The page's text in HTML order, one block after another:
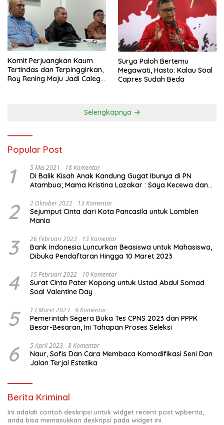
Komit Perjuangkan Kaum
Tertindas dan Terpinggirkan,
Roy Rening Maju Jadi Caleg
Surya Paloh Bertemu
Megawati, Hasto: Kalau Soal
Capres Sudah Beda
Selengkapnya
Popular Post
1 5 Mei 2021 18 Komentar
Di Balik Kisah Anak Kandung Gugat Ibunya di PN
Atambua; Mama Kristina Lazakar : Saya Kecewa dan
2 2 Oktober 2022 13 Komentar
Sejumput Cinta dari Kota Pancasila untuk Lomblen
Mania
3 26 Februari 2023 13 Komentar
Bank Indonesia Luncurkan Beasiswa untuk Mahasiswa,
Dibuka Pendaftaran Hingga 10 Maret 2023
4 15 Februari 2022 10 Komentar
Surat Cinta Pater Kopong untuk Ustad Abdul Somad
Soal Valentine Day
5 13 Maret 2023 9 Komentar
Pemerintah Segera Buka Tes CPNS 2023 dan PPPK
Besar-Besaran, Ini Tahapan Proses Seleksi
6 5 April 2023 8 Komentar
Naur, Sofis Dan Cara Membaca Komodifikasi Seni Dan
Jalan Terjal Estetika
Berita Kriminal
Ini adalah contoh deskripsi untuk widget recent post wpberita,
anda bisa memasukkan deskripsi pada widget ini.